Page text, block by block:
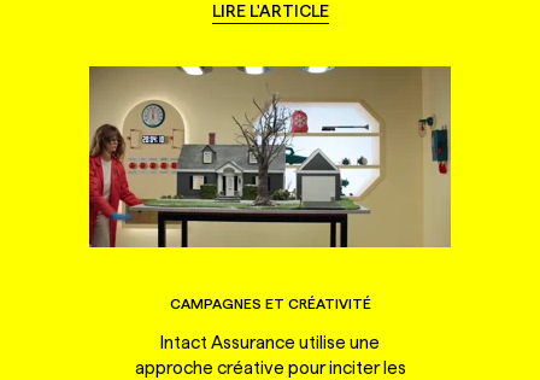
LIRE L'ARTICLE
CAMPAGNES ET CRÉATIVITÉ
Intact Assurance utilise une
approche créative pour inciter les